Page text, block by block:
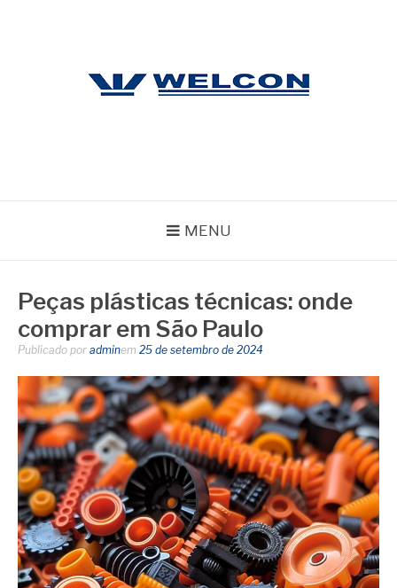
MENU
Peças plásticas técnicas: onde
comprar em São Paulo
Publicado por adminem 25 de setembro de 2024